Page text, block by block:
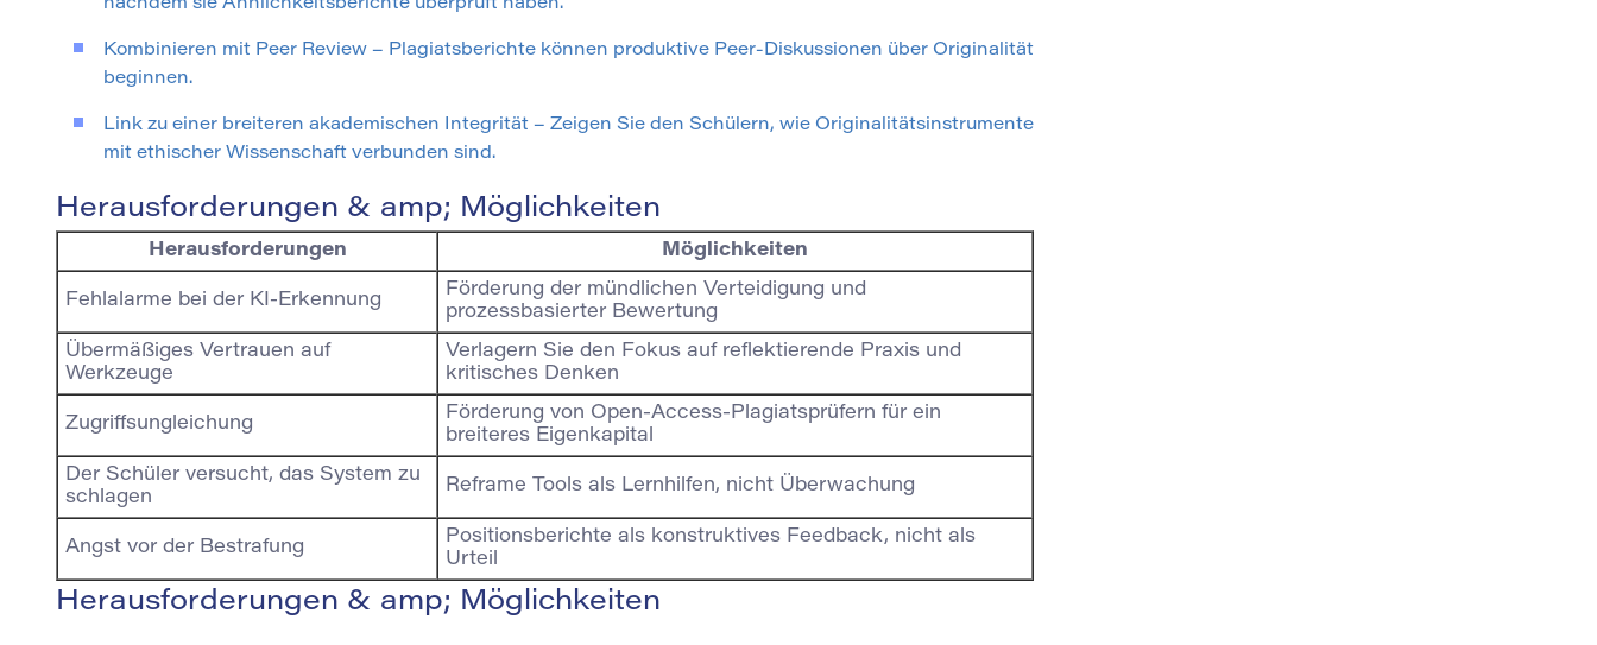
nachdem sie Ähnlichkeitsberichte überprüft haben.
Kombinieren mit Peer Review – Plagiatsberichte können produktive Peer-Diskussionen über Originalität
beginnen.
Link zu einer breiteren akademischen Integrität – Zeigen Sie den Schülern, wie Originalitätsinstrumente
mit ethischer Wissenschaft verbunden sind.
Herausforderungen & amp; Möglichkeiten
Herausforderungen Möglichkeiten
Fehlalarme bei der KI-Erkennung
Förderung der mündlichen Verteidigung und
prozessbasierter Bewertung
Übermäßiges Vertrauen auf
Werkzeuge
Verlagern Sie den Fokus auf reflektierende Praxis und
kritisches Denken
Zugriffsungleichung
Förderung von Open-Access-Plagiatsprüfern für ein
breiteres Eigenkapital
Der Schüler versucht, das System zu
schlagen
Reframe Tools als Lernhilfen, nicht Überwachung
Angst vor der Bestrafung
Positionsberichte als konstruktives Feedback, nicht als
Urteil
Herausforderungen & amp; Möglichkeiten